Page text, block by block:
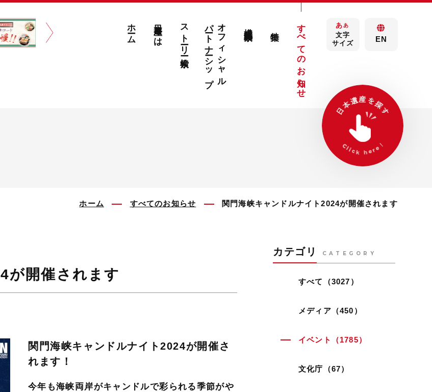
ホーム 日本遺産とは ストーリー検索 オフィシャル
パートナーシップ すべてのお知らせ あ あ
文字
サイズ
EN
ホーム すべてのお知らせ 関門海峡キャンドルナイト2024が開催されます
が開催されます
関門海峡キャンドルナイト2024が開催さ
れます！
今年も海峡両岸がキャンドルで彩られる季節がや
カテゴリ CATEGORY
すべて（3027）
メディア（450）
イベント（1785）
文化庁（67）